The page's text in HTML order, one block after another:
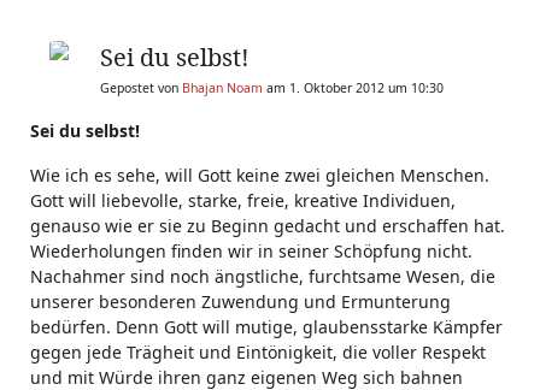
Sei du selbst!
Gepostet von Bhajan Noam am 1. Oktober 2012 um 10:30
Sei du selbst!
Wie ich es sehe, will Gott keine zwei gleichen Menschen.
Gott will liebevolle, starke, freie, kreative Individuen,
genauso wie er sie zu Beginn gedacht und erschaffen hat.
Wiederholungen finden wir in seiner Schöpfung nicht.
Nachahmer sind noch ängstliche, furchtsame Wesen, die
unserer besonderen Zuwendung und Ermunterung
bedürfen. Denn Gott will mutige, glaubensstarke Kämpfer
gegen jede Trägheit und Eintönigkeit, die voller Respekt
und mit Würde ihren ganz eigenen Weg sich bahnen